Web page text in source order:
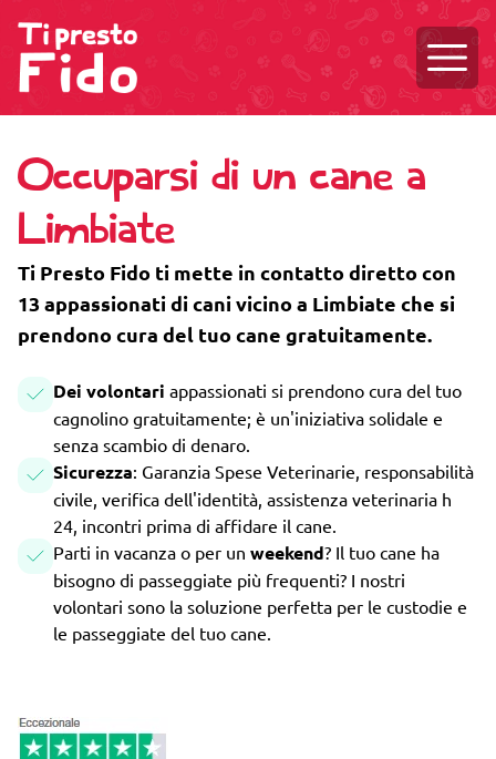
Occuparsi di un cane a
Limbiate
Ti Presto Fido ti mette in contatto diretto con
13 appassionati di cani vicino a Limbiate che si
prendono cura del tuo cane gratuitamente.
Dei volontari appassionati si prendono cura del tuo
cagnolino gratuitamente; è un'iniziativa solidale e
senza scambio di denaro.
Sicurezza: Garanzia Spese Veterinarie, responsabilità
civile, verifica dell'identità, assistenza veterinaria h
24, incontri prima di affidare il cane.
Parti in vacanza o per un weekend? Il tuo cane ha
bisogno di passeggiate più frequenti? I nostri
volontari sono la soluzione perfetta per le custodie e
le passeggiate del tuo cane.